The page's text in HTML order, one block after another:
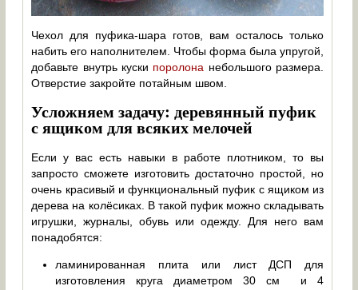
Чехол для пуфика-шара готов, вам осталось только
набить его наполнителем. Чтобы форма была упругой,
добавьте внутрь куски поролона небольшого размера.
Отверстие закройте потайным швом.
Усложняем задачу: деревянный пуфик
с ящиком для всяких мелочей
Если у вас есть навыки в работе плотником, то вы
запросто сможете изготовить достаточно простой, но
очень красивый и функциональный пуфик с ящиком из
дерева на колёсиках. В такой пуфик можно складывать
игрушки, журналы, обувь или одежду. Для него вам
понадобятся:
ламинированная плита или лист ДСП для
изготовления круга диаметром 30 см и 4